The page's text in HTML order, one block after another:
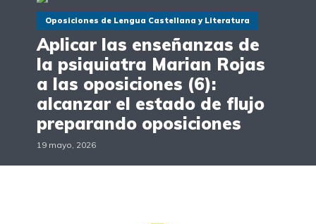
Oposiciones de Lengua Castellana y Literatura
Aplicar las enseñanzas de
la psiquiatra Marian Rojas
a las oposiciones (6):
alcanzar el estado de flujo
preparando oposiciones
19 mayo, 2026